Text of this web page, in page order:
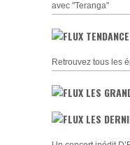
avec "Teranga"
Retrouvez tous les
LES
LES